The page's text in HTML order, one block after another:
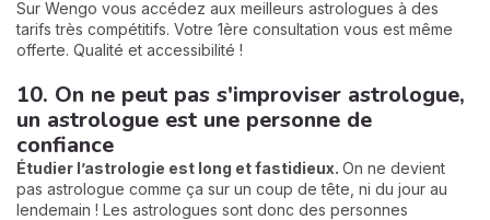
Sur Wengo vous accédez aux meilleurs astrologues à des
tarifs très compétitifs. Votre 1ère consultation vous est même
offerte. Qualité et accessibilité !
10. On ne peut pas s'improviser astrologue,
un astrologue est une personne de
confiance
Étudier l’astrologie est long et fastidieux. On ne devient
pas astrologue comme ça sur un coup de tête, ni du jour au
lendemain ! Les astrologues sont donc des personnes